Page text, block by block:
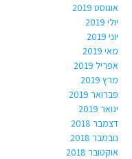
אוגוסט 2019
יולי 2019
יוני 2019
מאי 2019
אפריל 2019
מרץ 2019
פברואר 2019
ינואר 2019
דצמבר 2018
נובמבר 2018
אוקטובר 2018